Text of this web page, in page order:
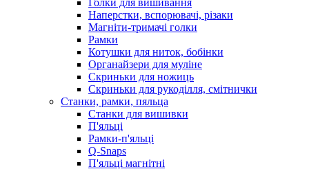
Наперстки, вспорювачі, різаки
Магніти-тримачі голки
Рамки
Котушки для ниток, бобінки
Органайзери для муліне
Скриньки для ножиць
Скриньки для рукоділля, смітнички
Станки, рамки, пяльца
Станки для вишивки
П'яльці
Рамки-п'яльці
Q-Snaps
П'яльці магнітні